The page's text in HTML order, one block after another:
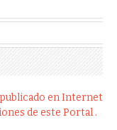
en Internet
de este Portal .